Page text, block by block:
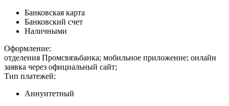
Банковская карта
Банковский счет
Наличными
Оформление:
отделения Промсвязьбанка; мобильное приложение; онлайн
заявка через официальный сайт;
Тип платежей:
Аннуитетный